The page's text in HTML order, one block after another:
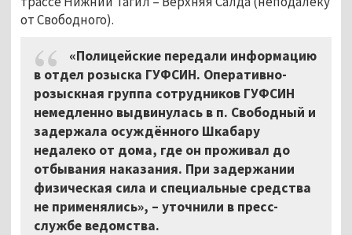
от Свободного).
«Полицейские передали информацию
в отдел розыска ГУФСИН. Оперативно-
розыскная группа сотрудников ГУФСИН
немедленно выдвинулась в п. Свободный и
задержала осуждённого Шкабару
недалеко от дома, где он проживал до
отбывания наказания. При задержании
физическая сила и специальные средства
не применялись», – уточнили в пресс-
службе ведомства.